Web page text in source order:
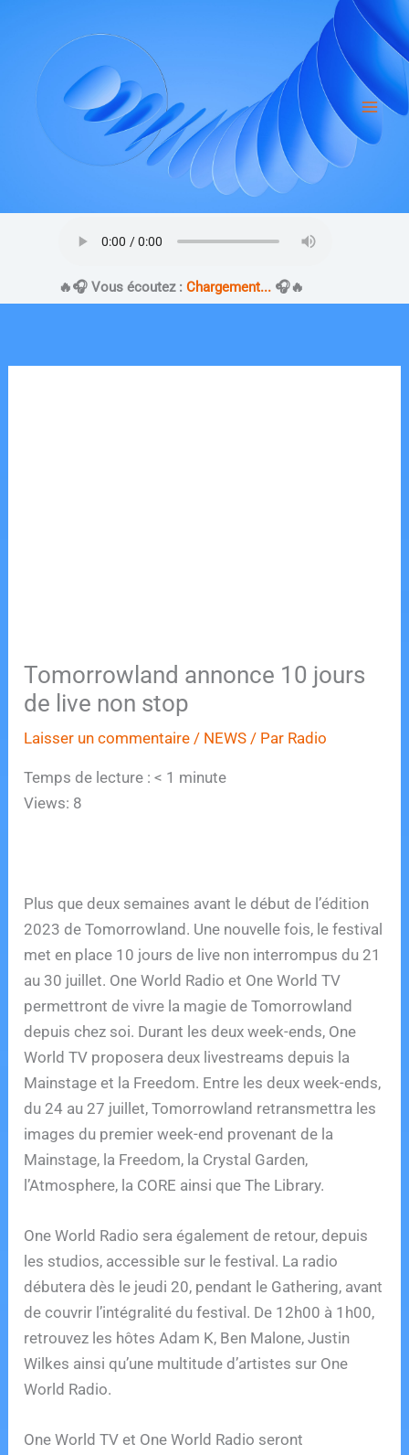
contenu
​🔥​🎧 Vous écoutez : Chargement... 🎧​🔥​
Tomorrowland annonce 10 jours
de live non stop
Laisser un commentaire / NEWS / Par Radio
Temps de lecture :< 1 minute
Views: 8
Plus que deux semaines avant le début de l’édition
2023 de Tomorrowland. Une nouvelle fois, le festival
met en place 10 jours de live non interrompus du 21
au 30 juillet. One World Radio et One World TV
permettront de vivre la magie de Tomorrowland
depuis chez soi. Durant les deux week-ends, One
World TV proposera deux livestreams depuis la
Mainstage et la Freedom. Entre les deux week-ends,
du 24 au 27 juillet, Tomorrowland retransmettra les
images du premier week-end provenant de la
Mainstage, la Freedom, la Crystal Garden,
l’Atmosphere, la CORE ainsi que The Library.
One World Radio sera également de retour, depuis
les studios, accessible sur le festival. La radio
débutera dès le jeudi 20, pendant le Gathering, avant
de couvrir l’intégralité du festival. De 12h00 à 1h00,
retrouvez les hôtes Adam K, Ben Malone, Justin
Wilkes ainsi qu’une multitude d’artistes sur One
World Radio.
One World TV et One World Radio seront